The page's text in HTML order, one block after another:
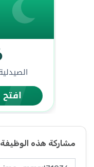
مشاركة هذه الوظيفة